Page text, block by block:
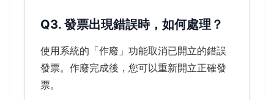
Q3. 發票出現錯誤時，如何處理？
使用系統的「作廢」功能取消已開立的錯誤
發票。作廢完成後，您可以重新開立正確發
票。